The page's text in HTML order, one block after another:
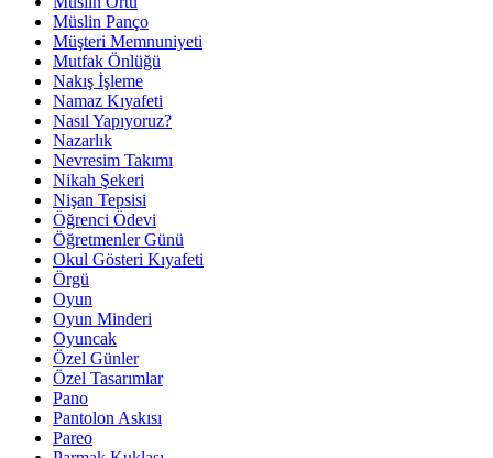
Müslin Panço
Müşteri Memnuniyeti
Mutfak Önlüğü
Nakış İşleme
Namaz Kıyafeti
Nasıl Yapıyoruz?
Nazarlık
Nevresim Takımı
Nikah Şekeri
Nişan Tepsisi
Öğrenci Ödevi
Öğretmenler Günü
Okul Gösteri Kıyafeti
Örgü
Oyun
Oyun Minderi
Oyuncak
Özel Günler
Özel Tasarımlar
Pano
Pantolon Askısı
Pareo